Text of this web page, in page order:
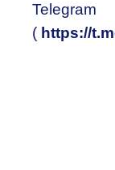
Telegram
( https://